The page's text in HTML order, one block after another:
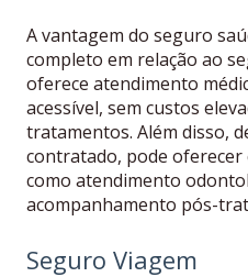
A vantagem do seguro
completo em relação ao
oferece atendimento
acessível, sem custos
tratamentos. Além disso,
contratado, pode
como atendimento
acompanhamento pós-
Seguro Viagem